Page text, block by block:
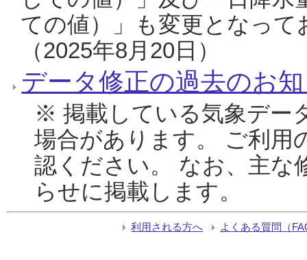
ての値）」も変更となっ
（2025年8月20日）
データ修正の過去のお
※ 掲載している気象デー
場合があります。 ご利用
認ください。 なお、主な
らせに掲載します。
利用される方へ よくある質問（